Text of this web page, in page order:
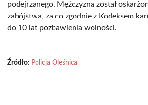
podejrzanego. Mężczyzna został
zabójstwa, za co zgodnie z Kodeksem
do 10 lat pozbawienia wolności.
Źródło: Policja Oleśnica